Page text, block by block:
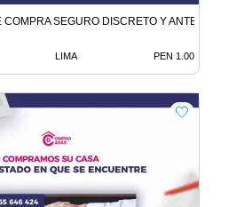
SEGURO DISCRETO Y ANTE NOTARIO
LIMA PEN 1.00